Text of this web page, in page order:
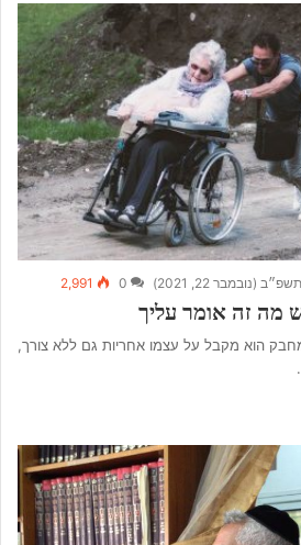
(נובמבר 22, 2021) 0
2,991
מה זה אומר עליך
הוא מקבל על עצמו אחריות גם ללא צורך,